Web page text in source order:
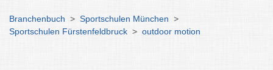
Branchenbuch > Sportschulen München >
Sportschulen Fürstenfeldbruck > outdoor motion